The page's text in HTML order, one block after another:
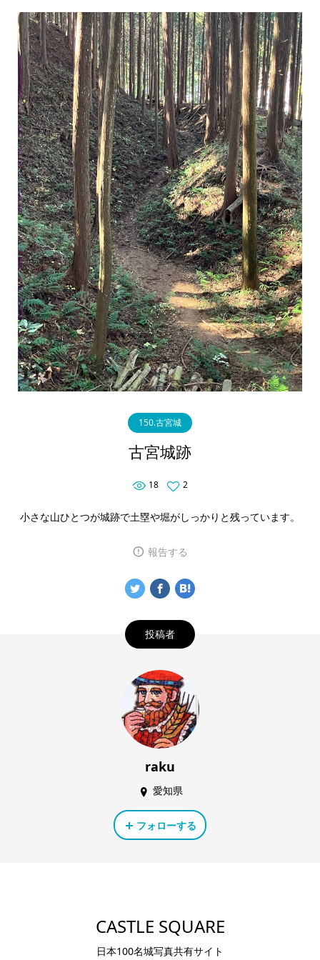
150.古宮城
古宮城跡
18 2
小さな山ひとつが城跡で土塁や堀がしっかりと残っています。
報告する
投稿者
raku
愛知県
フォローする
CASTLE SQUARE
日本100名城写真共有サイト